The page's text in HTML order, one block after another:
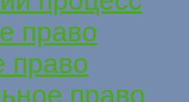
право
право